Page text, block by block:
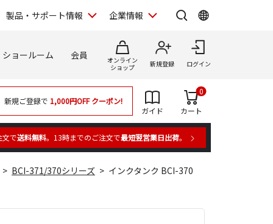
製品・サポート情報 企業情報
ショールーム 会員
オンライン
ショップ
新規登録 ログイン
新規ご登録で 1,000円OFFクーポン!
ガイド
カート
0
で送料無料。13時までのご注文で最短翌営業日出荷。
BCI-371/370シリーズ インクタンク BCI-370